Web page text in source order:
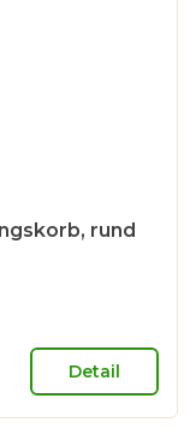
rund
Detail